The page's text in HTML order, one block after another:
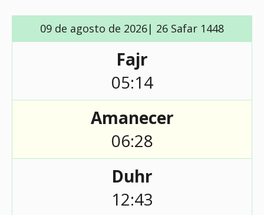
09 de agosto de 2026| 26 Safar 1448
Fajr
05:14
Amanecer
06:28
Duhr
12:43